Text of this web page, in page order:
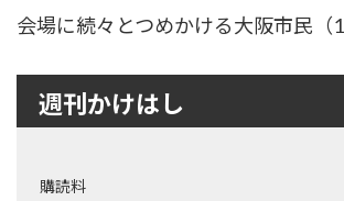
会場に続々とつめかける大阪市民（
週刊かけはし
購読料